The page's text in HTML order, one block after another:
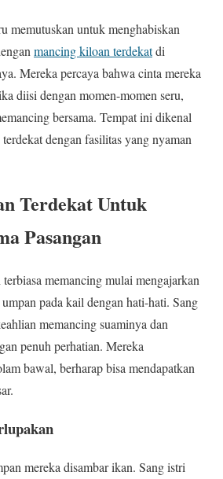
memutuskan untuk menghabiskan
mancing kiloan terdekatdi
Mereka percaya bahwa cinta mereka
diisi dengan momen-momen seru,
bersama. Tempat ini dikenal
dengan fasilitas yang nyaman
Terdekat Untuk
Pasangan
memancing mulai mengajarkan
pada kail dengan hati-hati. Sang
memancing suaminya dan
penuh perhatian. Mereka
bawal, berharap bisa mendapatkan
mereka disambar ikan. Sang istri